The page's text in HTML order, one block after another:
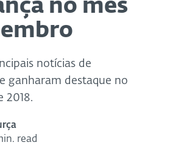
no mês
notícias de
ganharam destaque no
2018.
read